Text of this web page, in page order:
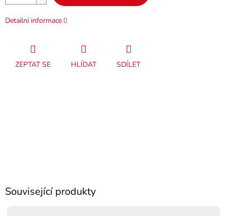
Detailní informace
ZEPTAT SE HLÍDAT SDÍLET
Související produkty